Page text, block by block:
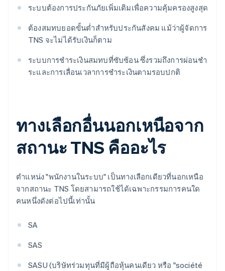
ระบบต้องการประกันภัยเพิ่มเติมเพื่อความคุ้มครองสูงสุด
ต้องสมทบยอดขั้นต่ำสำหรับประกันสังคม แม้ว่าผู้จัดการ
TNS จะไม่ได้รับเงินก็ตาม
ระบบการชําระเงินสมทบที่ซับซ้อน ซึ่งรวมถึงการผ่อนชํา
ระและการเลื่อนเวลาการชําระเงินตามรอบปกติ
ทางเลือกอื่นนอกเหนือจาก
สถานะ TNS คืออะไร
ตําแหน่ง "พนักงานในระบบ" เป็นทางเลือกเดียวที่นอกเหนือ
จากสถานะ TNS โดยสามารถใช้ได้เฉพาะกรรมการคนใด
คนหนึ่งดังต่อไปนี้เท่านั้น
SA
SAS
SASU (บริษัทร่วมทุนที่มีผู้ถือหุ้นคนเดียว หรือ "société